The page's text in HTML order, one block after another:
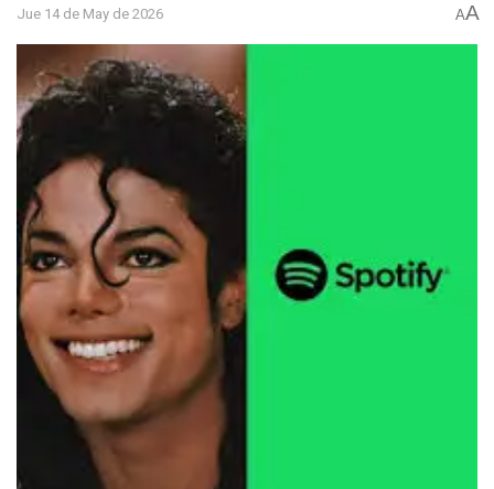
Jue 14 de May de 2026 AA